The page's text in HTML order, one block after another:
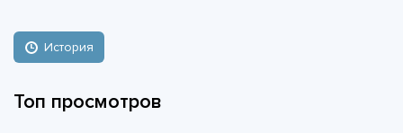
История
Топ просмотров